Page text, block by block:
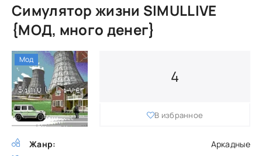
Симулятор жизни SIMULLIVE
{МОД, много денег}
Жанр:
Аркадные
4
В избранное
Мод